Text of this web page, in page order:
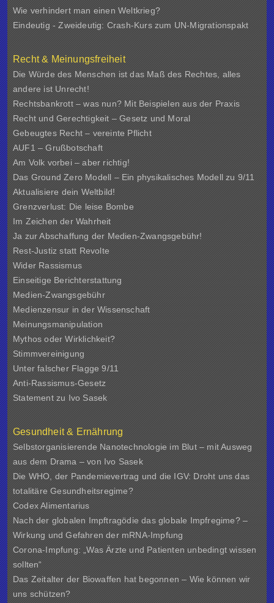
Wie verhindert man einen Weltkrieg?
Eindeutig - Zweideutig: Crash-Kurs zum UN-Migrationspakt
Recht & Meinungsfreiheit
Die Würde des Menschen ist das Maß des Rechtes, alles
andere ist Unrecht!
Rechtsbankrott – was nun? Mit Beispielen aus der Praxis
Recht und Gerechtigkeit – Gesetz und Moral
Gebeugtes Recht – vereinte Pflicht
AUF1 – Grußbotschaft
Am Volk vorbei – aber richtig!
Das Ground Zero Modell – Ein physikalisches Modell zu 9/11
Aktualisiere dein Weltbild!
Grenzverlust: Die leise Bombe
Im Zeichen der Wahrheit
Ja zur Abschaffung der Medien-Zwangsgebühr!
Rest-Justiz statt Revolte
Wider Rassismus
Einseitige Berichterstattung
Medien-Zwangsgebühr
Medienzensur in der Wissenschaft
Meinungsmanipulation
Mythos oder Wirklichkeit?
Stimmvereinigung
Unter falscher Flagge 9/11
Anti-Rassismus-Gesetz
Statement zu Ivo Sasek
Gesundheit & Ernährung
Selbstorganisierende Nanotechnologie im Blut – mit Ausweg
aus dem Drama – von Ivo Sasek
Die WHO, der Pandemievertrag und die IGV: Droht uns das
totalitäre Gesundheitsregime?
Codex Alimentarius
Nach der globalen Impftragödie das globale Impfregime? –
Wirkung und Gefahren der mRNA-Impfung
Corona-Impfung: „Was Ärzte und Patienten unbedingt wissen
sollten“
Das Zeitalter der Biowaffen hat begonnen – Wie können wir
uns schützen?